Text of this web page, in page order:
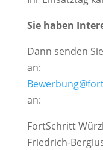
Sie haben
Dann senden
an:
an:
FortSchritt
Friedrich-